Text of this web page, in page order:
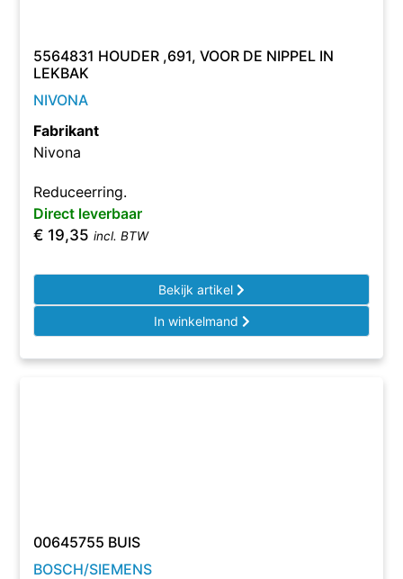
5564831 HOUDER ,691, VOOR DE NIPPEL IN
LEKBAK
NIVONA
Fabrikant
Nivona
Reduceerring.
Direct leverbaar
€ 19,35 incl. BTW
Bekijk artikel
In winkelmand
00645755 BUIS
BOSCH/SIEMENS